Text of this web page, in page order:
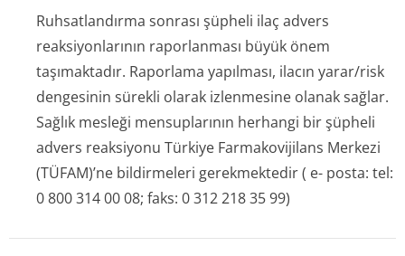
Ruhsatlandırma sonrası şüpheli ilaç advers
reaksiyonlarının raporlanması büyük önem
taşımaktadır. Raporlama yapılması, ilacın yarar/risk
dengesinin sürekli olarak izlenmesine olanak sağlar.
Sağlık mesleği mensuplarının herhangi bir şüpheli
advers reaksiyonu Türkiye Farmakovijilans Merkezi
(TÜFAM)’ne bildirmeleri gerekmektedir ( e- posta: tel:
0 800 314 00 08; faks: 0 312 218 35 99)